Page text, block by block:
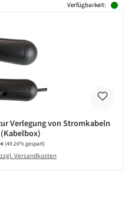
Verfügbarkeit:
Verlegung von Stromkabeln
Preis:
(49.26% gespart)
Versandkosten